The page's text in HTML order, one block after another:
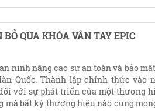
BỎ QUA KHÓA VÂN TAY EPIC
ninh nâng cao sự an toàn và bảo
Quốc. Thành lập chính thức vào
với sự phát triển của một thương
mà bất kỳ thương hiệu nào cũng